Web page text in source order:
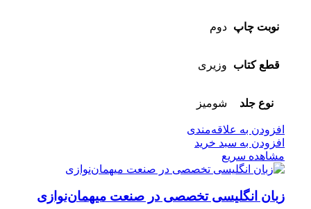
نوبت چاپ دوم
قطع کتاب وزیری
نوع جلد شومیز
افزودن به علاقه‌مندی
افزودن به سبد خرید
مشاهده سریع
زبان انگلیسی تخصصی در صنعت میهمان‌نوازی